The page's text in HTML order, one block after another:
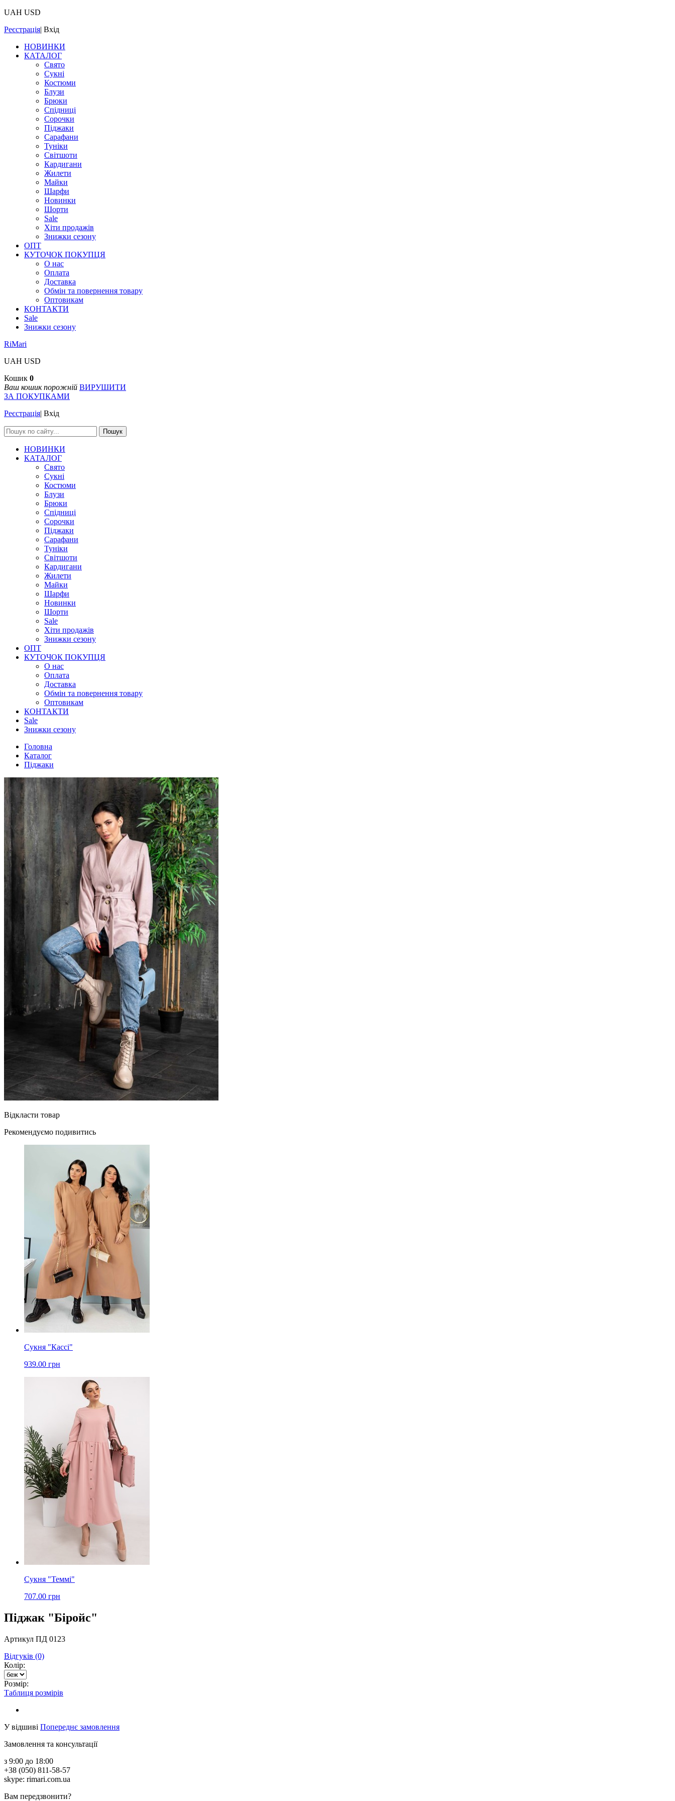
UAH USD
Реєстрація| Вхід
НОВИНКИ
КАТАЛОГ
Свято
Сукні
Костюми
Блузи
Брюки
Спідниці
Сорочки
Піджаки
Сарафани
Туніки
Світшоти
Кардигани
Жилети
Майки
Шарфи
Новинки
Шорти
Sale
Хіти продажів
Знижки сезону
ОПТ
КУТОЧОК ПОКУПЦЯ
О нас
Оплата
Доставка
Обмін та повернення товару
Оптовикам
КОНТАКТИ
Sale
Знижки сезону
RiMari
UAH USD
Кошик 0
Ваш кошик порожній ВИРУШИТИ
ЗА ПОКУПКАМИ
Реєстрація| Вхід
Пошук
НОВИНКИ
КАТАЛОГ
Свято
Сукні
Костюми
Блузи
Брюки
Спідниці
Сорочки
Піджаки
Сарафани
Туніки
Світшоти
Кардигани
Жилети
Майки
Шарфи
Новинки
Шорти
Sale
Хіти продажів
Знижки сезону
ОПТ
КУТОЧОК ПОКУПЦЯ
О нас
Оплата
Доставка
Обмін та повернення товару
Оптовикам
КОНТАКТИ
Sale
Знижки сезону
Головна
Каталог
Піджаки
Відкласти товар
Рекомендуємо подивитись
Сукня "Кассі"
939.00 грн
Сукня "Теммі"
707.00 грн
Піджак "Біройс"
Артикул ПД 0123
Відгуків (0)
Колір:
Розмір:
Таблиця розмірів
У відшиві Попереднє замовлення
Замовлення та консультації
з 9:00 до 18:00
+38 (050) 811-58-57
skype: rimari.com.ua
Вам передзвонити?